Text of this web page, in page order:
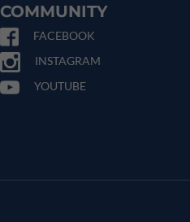
COMMUNITY
FACEBOOK
INSTAGRAM
YOUTUBE